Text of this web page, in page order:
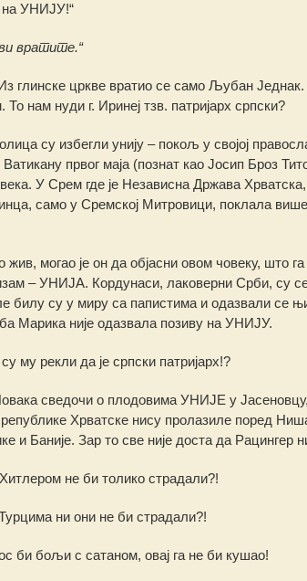
на УНИЈУ!“
вратите.“
глинске цркве вратио се само Љубан Једнак.
нам нуди г. Иринеј тзв. патријарх српски?
су избегли унију – покољ у својој
првог маја (познат као Јосип Броз
У Срем где је Независна Држава
само у Сремској Митровици, поклала
могао је он да објасни овом човеку, што
– УНИЈА. Кордунаси, лаковерни Срби, су
су у миру са папистима и одазвали се
Марика није одазвала позиву на УНИЈУ.
му рекли да је српски патријарх!?
сведочи о плодовима УНИЈЕ у
Хрватске нису пролазиле поред
и Баније. Зар то све није доста да
не би толико страдали?!
ни они не би страдали?!
би бољи с сатаном, овај га не би кушао!